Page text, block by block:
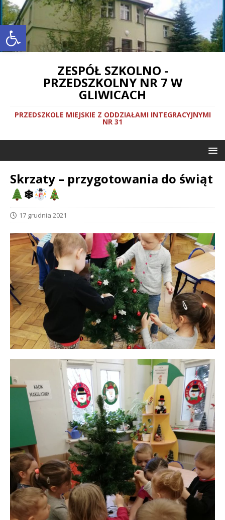
Otwórz pasek narzędzi
ZESPÓŁ SZKOLNO -
PRZEDSZKOLNY NR 7 W
GLIWICACH
PRZEDSZKOLE MIEJSKIE Z ODDZIAŁAMI INTEGRACYJNYMI
NR 31
Skrzaty – przygotowania do świąt
❄
17 grudnia 2021